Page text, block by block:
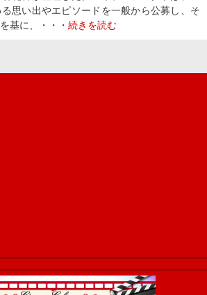
思い出やエピソードを一般から公募し、そ
基に、・・・ 続きを読む